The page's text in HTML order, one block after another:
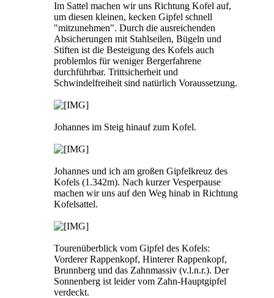
Im Sattel machen wir uns Richtung Kofel auf,
um diesen kleinen, kecken Gipfel schnell
"mitzunehmen". Durch die ausreichenden
Absicherungen mit Stahlseilen, Bügeln und
Stiften ist die Besteigung des Kofels auch
problemlos für weniger Bergerfahrene
durchführbar. Trittsicherheit und
Schwindelfreiheit sind natürlich Voraussetzung.
Johannes im Steig hinauf zum Kofel.
Johannes und ich am großen Gipfelkreuz des
Kofels (1.342m). Nach kurzer Vesperpause
machen wir uns auf den Weg hinab in Richtung
Kofelsattel.
Tourenüberblick vom Gipfel des Kofels:
Vorderer Rappenkopf, Hinterer Rappenkopf,
Brunnberg und das Zahnmassiv (v.l.n.r.). Der
Sonnenberg ist leider vom Zahn-Hauptgipfel
verdeckt.